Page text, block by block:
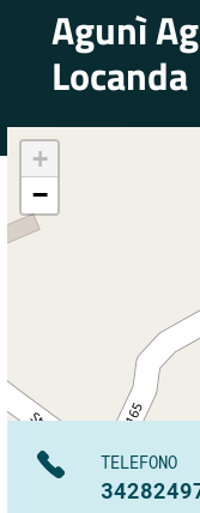
Agunì
Locanda
+
−
TELEFONO